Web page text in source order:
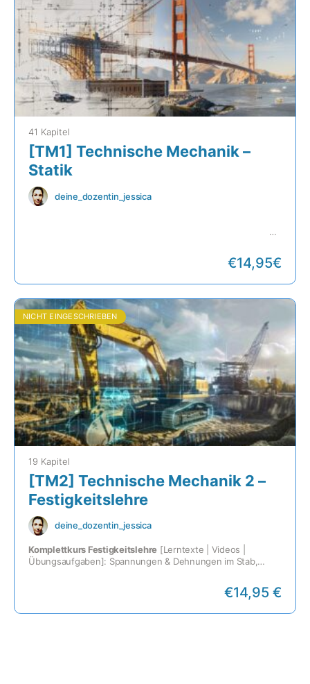
41 Kapitel
[TM1] Technische Mechanik –
Statik
deine_dozentin_jessica
Schnittgrößen, Schwerpunkte, Reibungskräfte, Prinzip der
€14,95€
NICHT EINGESCHRIEBEN
19 Kapitel
[TM2] Technische Mechanik 2 –
Festigkeitslehre
deine_dozentin_jessica
Komplettkurs Festigkeitslehre [Lerntexte | Videos |
Übungsaufgaben]: Spannungen & Dehnungen im Stab,
Flächenträgheitsmomente, Satz von Steiner, Biegelinie,
Schubspannungen & Endverdrehung bei Torsion uvm.
€14,95 €